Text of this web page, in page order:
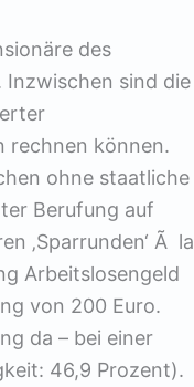
des
Inzwischen sind die
rechnen können.
ohne staatliche
Berufung auf
‚Sparrunden‘ Ã la
Arbeitslosengeld
von 200 Euro.
da – bei einer
46,9 Prozent).